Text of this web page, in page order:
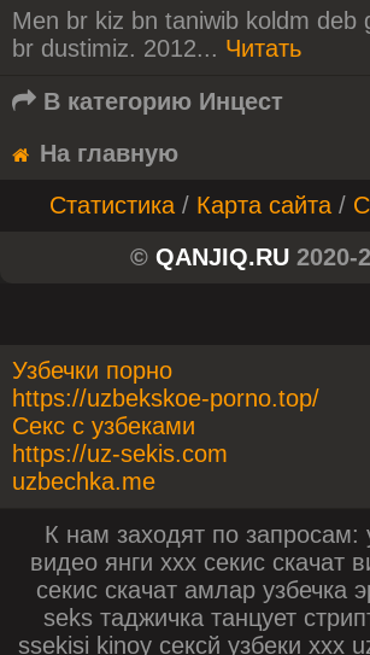
Men br kiz bn taniwib koldm deb
br dustimiz. 2012... Читать
В категорию Инцест
На главную
Статистика/ Карта сайта/
© QANJIQ.RU2020-
Узбечки порно
https://uzbekskoe-porno.top/
Секс с узбеками
https://uz-sekis.com
uzbechka.me
К нам заходят по запросам:
видео янги ххх секис скачат
секис скачат амлар узбечка
seks таджичка танцует
ssekisi kinoy сексй узбеки xxx